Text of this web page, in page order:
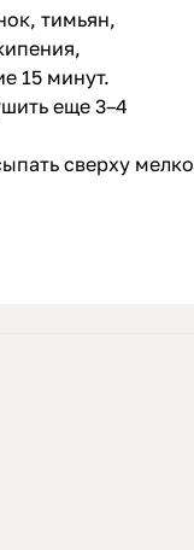
тимьян,
15 минут.
еще 3–4
сверху мелко